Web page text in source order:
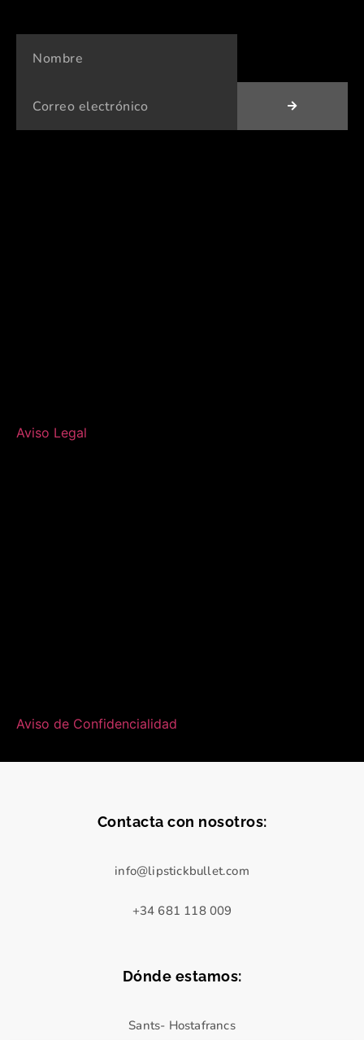
Aviso Legal
Aviso de Confidencialidad
Contacta con nosotros:
info@lipstickbullet.com
+34 681 118 009
Dónde estamos:
Sants- Hostafrancs